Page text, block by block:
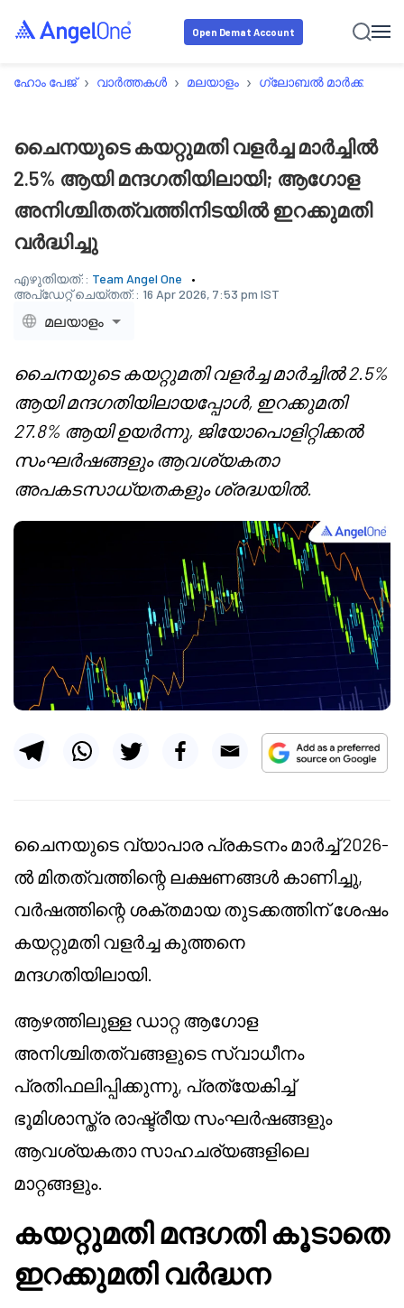
Open Demat Account
ഹോം പേജ് › വാർത്തകൾ › മലയാളം › ഗ്ലോബൽ മാർക്കറ്റ്
ചൈനയുടെ കയറ്റുമതി വളർച്ച മാർച്ചിൽ
2.5% ആയി മന്ദഗതിയിലായി; ആഗോള
അനിശ്ചിതത്വത്തിനിടയിൽ ഇറക്കുമതി
വർദ്ധിച്ചു
എഴുതിയത്:: Team Angel One
അപ്‌ഡേറ്റ് ചെയ്തത്:: 16 Apr 2026, 7:53 pm IST
മലയാളം
ചൈനയുടെ കയറ്റുമതി വളർച്ച മാർച്ചിൽ 2.5%
ആയി മന്ദഗതിയിലായപ്പോൾ, ഇറക്കുമതി
27.8% ആയി ഉയർന്നു, ജിയോപൊളിറ്റിക്കൽ
സംഘർഷങ്ങളും ആവശ്യകതാ
അപകടസാധ്യതകളും ശ്രദ്ധയിൽ.
ചൈനയുടെ വ്യാപാര പ്രകടനം മാർച്ച് 2026-
ൽ മിതത്വത്തിന്റെ ലക്ഷണങ്ങൾ കാണിച്ചു,
വർഷത്തിന്റെ ശക്തമായ തുടക്കത്തിന് ശേഷം
കയറ്റുമതി വളർച്ച കുത്തനെ
മന്ദഗതിയിലായി.
ആഴത്തിലുള്ള ഡാറ്റ ആഗോള
അനിശ്ചിതത്വങ്ങളുടെ സ്വാധീനം
പ്രതിഫലിപ്പിക്കുന്നു, പ്രത്യേകിച്ച്
ഭൂമിശാസ്ത്ര രാഷ്ട്രീയ സംഘർഷങ്ങളും
ആവശ്യകതാ സാഹചര്യങ്ങളിലെ
മാറ്റങ്ങളും.
കയറ്റുമതി മന്ദഗതി കൂടാതെ
ഇറക്കുമതി വർദ്ധന